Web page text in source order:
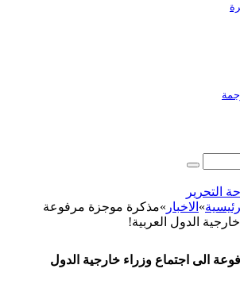
»الاخبار» مذكرة موجزة مرفوعة
الدول العربية!
الى اجتماع وزراء خارجية الدول